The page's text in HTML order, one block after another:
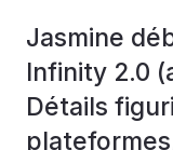
Jasmine
Infinity 2.0
Détails